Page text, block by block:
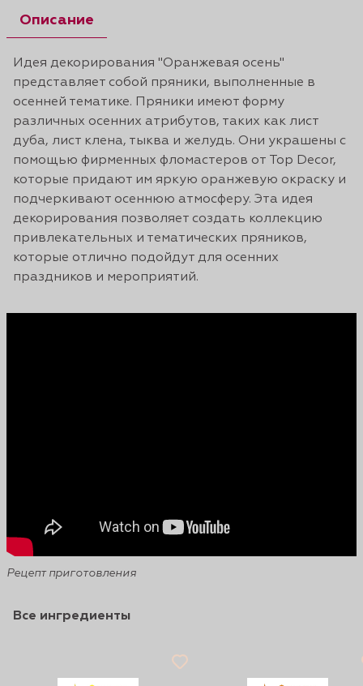
Описание
Идея декорирования "Оранжевая осень"
представляет собой пряники, выполненные в
осенней тематике. Пряники имеют форму
различных осенних атрибутов, таких как лист
дуба, лист клена, тыква и желудь. Они украшены с
помощью фирменных фломастеров от Top Decor,
которые придают им яркую оранжевую окраску и
подчеркивают осеннюю атмосферу. Эта идея
декорирования позволяет создать коллекцию
привлекательных и тематических пряников,
которые отлично подойдут для осенних
праздников и мероприятий.
Рецепт приготовления
Все ингредиенты